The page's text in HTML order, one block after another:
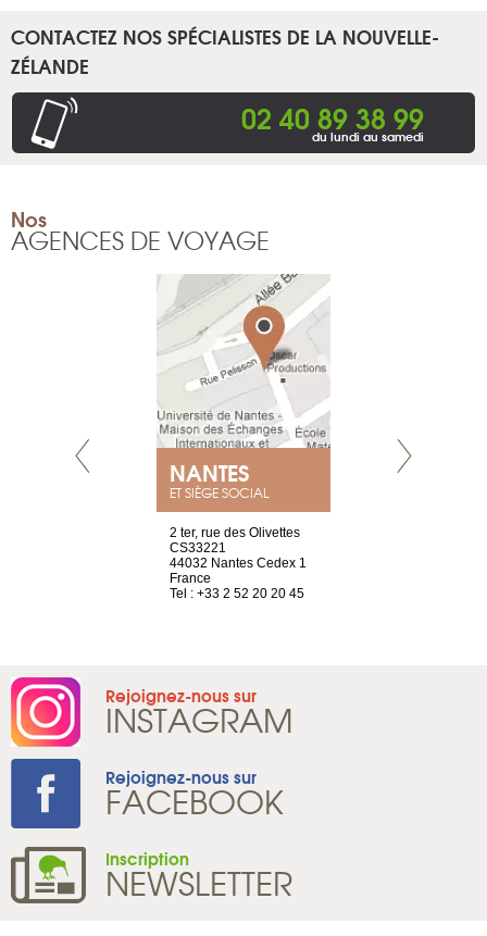
CONTACTEZ NOS SPÉCIALISTES DE LA NOUVELLE-
ZÉLANDE
02 40 89 38 99
du lundi au samedi
Nos
AGENCES DE VOYAGE
NANTES
ET SIÈGE SOCIAL
2 ter, rue des Olivettes
CS33221
44032 Nantes Cedex 1
France
Tel : +33 2 52 20 20 45
Rejoignez-nous sur
INSTAGRAM
Rejoignez-nous sur
FACEBOOK
Inscription
NEWSLETTER